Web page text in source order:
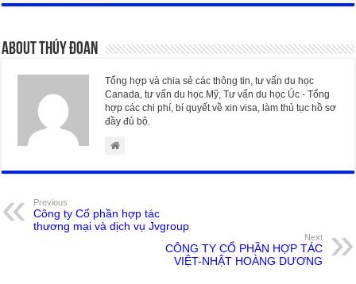
About Thúy Đoan
Tổng hợp và chia sẻ các thông tin, tư vấn du học
Canada, tư vấn du học Mỹ, Tư vấn du học Úc - Tổng
hợp các chi phí, bí quyết về xin visa, làm thủ tục hồ sơ
đầy đủ bộ.
Previous
Công ty Cổ phần hợp tác
thương mại và dịch vụ Jvgroup
Next
CÔNG TY CỔ PHẦN HỢP TÁC
VIỆT-NHẬT HOÀNG DƯƠNG